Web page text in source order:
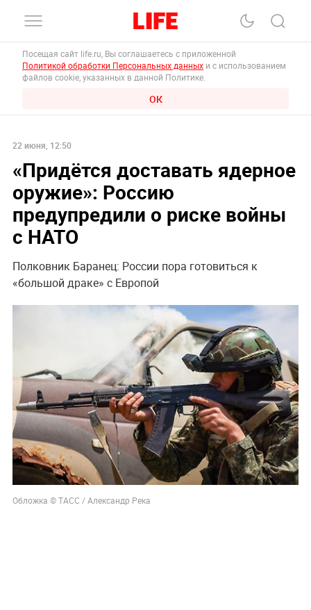
Посещая сайт life.ru, Вы соглашаетесь с приложенной
Политикой обработки Персональных данных и с использованием
файлов cookie, указанных в данной Политике.
ОК
22 июня, 12:50
«Придётся доставать ядерное
оружие»: Россию
предупредили о риске войны
с НАТО
Полковник Баранец: России пора готовиться к
«большой драке» с Европой
Обложка © ТАСС / Александр Река